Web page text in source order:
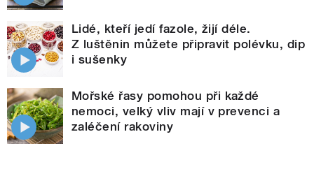
Lidé, kteří jedí fazole, žijí déle.
Z luštěnin můžete připravit polévku, dip
i sušenky
Mořské řasy pomohou při každé
nemoci, velký vliv mají v prevenci a
zaléčení rakoviny